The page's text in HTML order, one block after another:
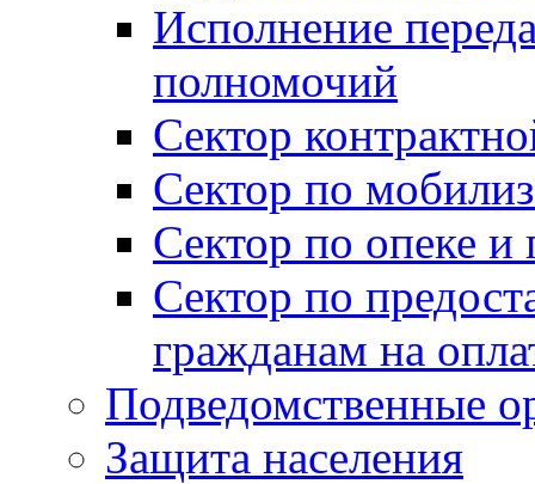
Исполнение
полномочий
Сектор
Сектор по
Сектор по опеке и
Сектор по
гражданам на
Подведомственные
Защита населения